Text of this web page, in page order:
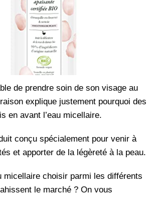
de prendre soin de son visage au
explique justement pourquoi des
en avant l’eau micellaire.
conçu spécialement pour venir à
et apporter de la légèreté à la peau.
micellaire choisir parmi les différents
le marché ? On vous